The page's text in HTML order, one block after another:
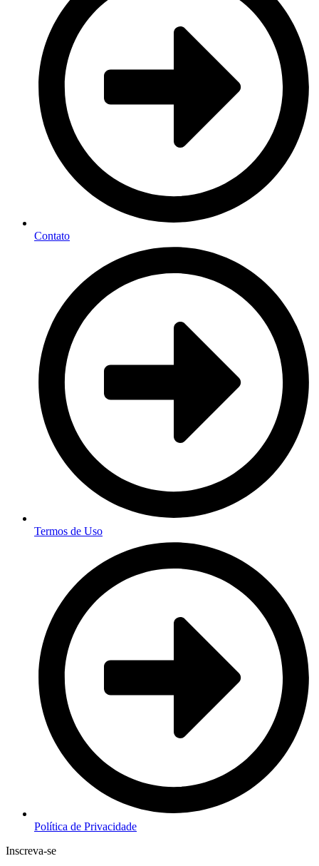
Contato
Termos de Uso
Política de Privacidade
Inscreva-se